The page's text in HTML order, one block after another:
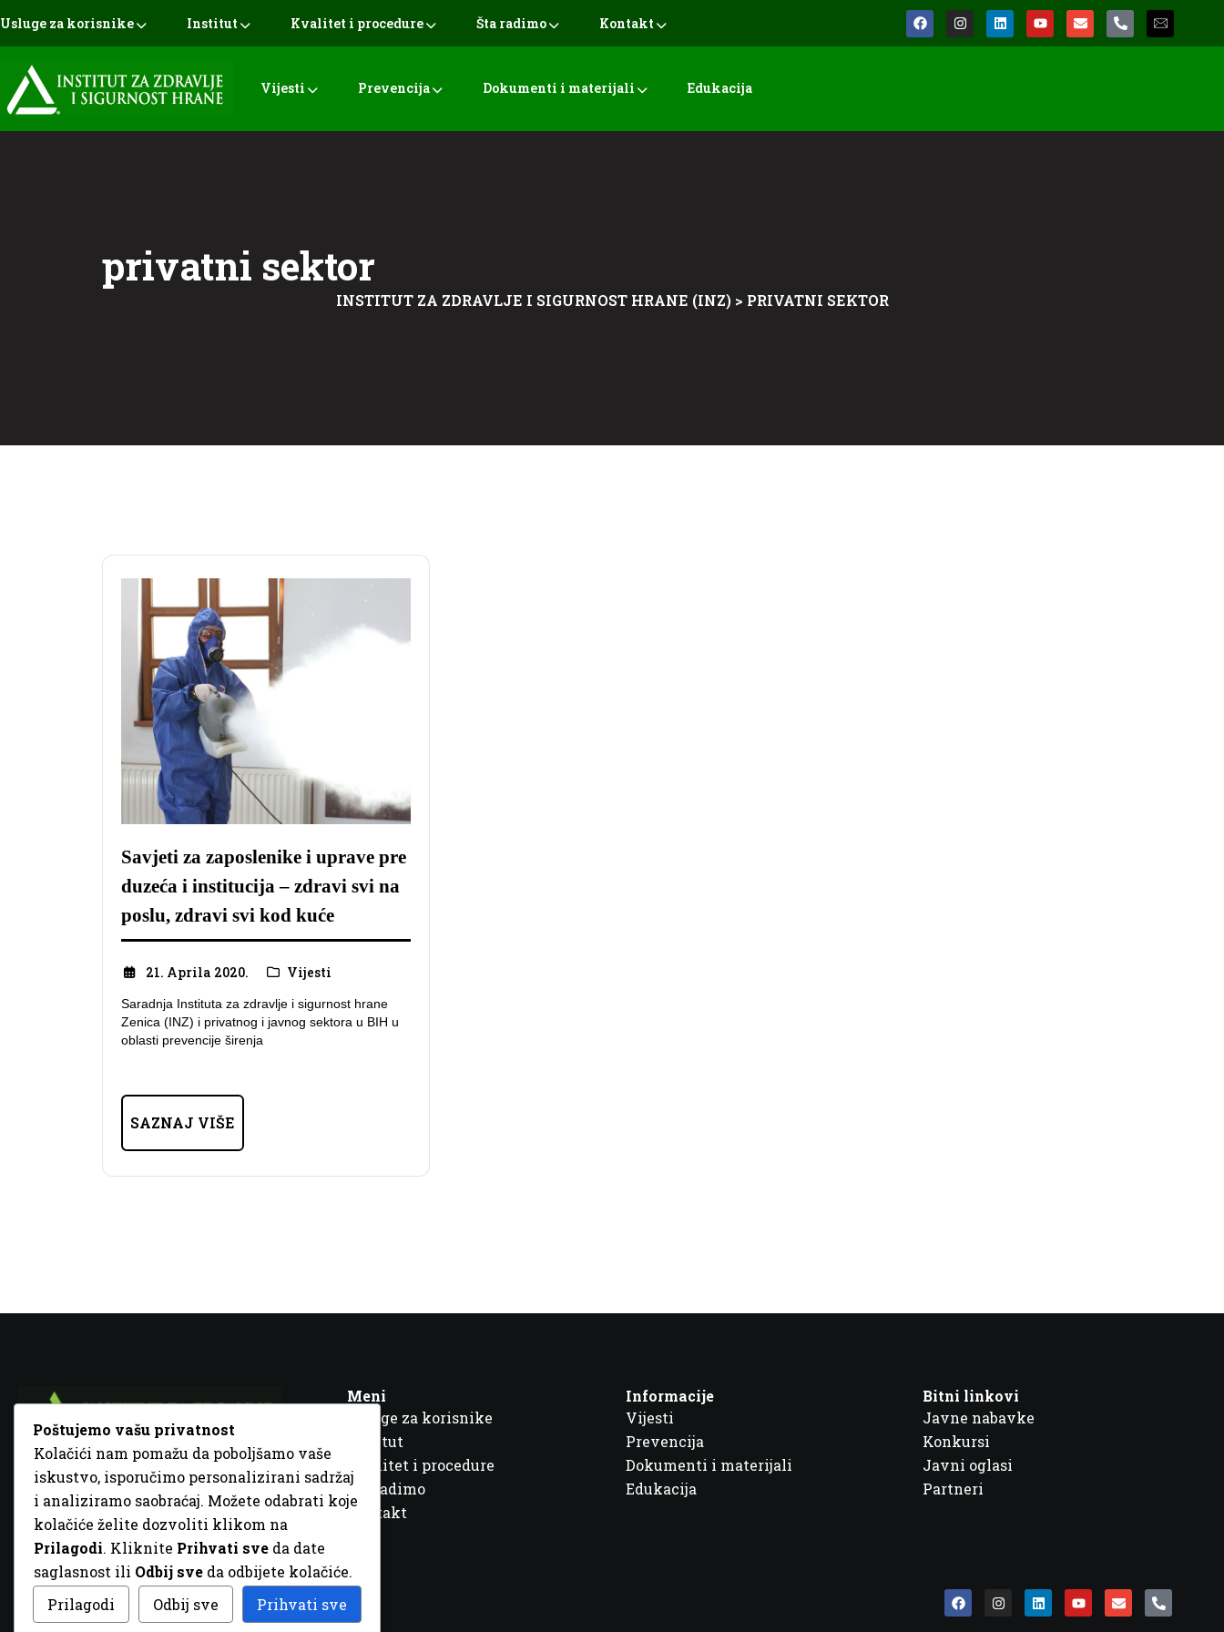
Usluge za korisnike Institut Kvalitet i procedure Šta radimo Kontakt
Vijesti Prevencija Dokumenti i materijali Edukacija
privatni sektor
INSTITUT ZA ZDRAVLJE I SIGURNOST HRANE (INZ) > PRIVATNI SEKTOR
Savjeti za zaposlenike i uprave pre
duzeća i institucija – zdravi svi na
poslu, zdravi svi kod kuće
21. Aprila 2020. Vijesti
Saradnja Instituta za zdravlje i sigurnost hrane
Zenica (INZ) i privatnog i javnog sektora u BIH u
oblasti prevencije širenja
SAZNAJ VIŠE
Fra Ivana Jukića br. 2, 72000 Zenica, BiH
+387 32 448 001
info@inz.ba
http://www.inz.ba
Meni
Usluge za korisnike
Institut
Kvalitet i procedure
Šta radimo
Kontakt
Informacije
Vijesti
Prevencija
Dokumenti i materijali
Edukacija
Bitni linkovi
Javne nabavke
Konkursi
Javni oglasi
Partneri
© 2026 Sva prava zadržana. DizajnGordonDM
Poštujemo vašu privatnost
Kolačići nam pomažu da poboljšamo vaše
iskustvo, isporučimo personalizirani sadržaj
i analiziramo saobraćaj. Možete odabrati koje
kolačiće želite dozvoliti klikom na
Prilagodi. Kliknite Prihvati sve da date
saglasnost ili Odbij sve da odbijete kolačiće.
Prilagodi
Odbij sve Prihvati sve